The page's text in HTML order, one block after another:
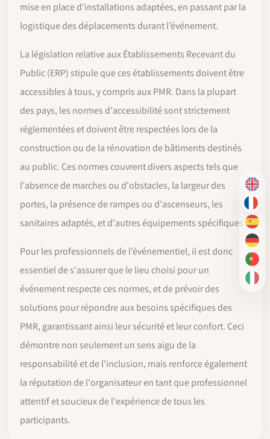
EN
FR
ES
DE
PT-
IT
mise en place d'installations adaptées, en passant par la
logistique des déplacements durant l’événement.
La législation relative aux Établissements Recevant du
Public (ERP) stipule que ces établissements doivent être
accessibles à tous, y compris aux PMR. Dans la plupart
des pays, les normes d'accessibilité sont strictement
réglementées et doivent être respectées lors de la
construction ou de la rénovation de bâtiments destinés
au public. Ces normes couvrent divers aspects tels que
l'absence de marches ou d'obstacles, la largeur des
portes, la présence de rampes ou d'ascenseurs, les
sanitaires adaptés, et d'autres équipements spécifiques.
Pour les professionnels de l’événementiel, il est donc
essentiel de s'assurer que le lieu choisi pour un
événement respecte ces normes, et de prévoir des
solutions pour répondre aux besoins spécifiques des
PMR, garantissant ainsi leur sécurité et leur confort. Ceci
démontre non seulement un sens aigu de la
responsabilité et de l'inclusion, mais renforce également
la réputation de l'organisateur en tant que professionnel
attentif et soucieux de l'expérience de tous les
participants.